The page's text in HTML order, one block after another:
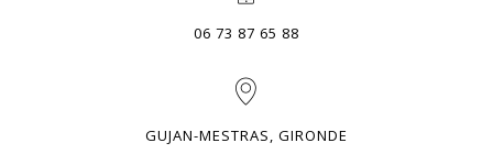
06 73 87 65 88
GUJAN-MESTRAS, GIRONDE